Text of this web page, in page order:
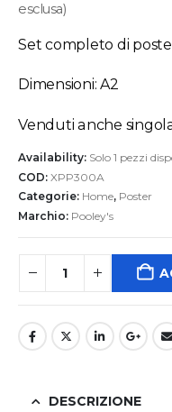
era:
esclusa)
Set completo di
Dimensioni: A2
Venduti anche
Availability: Solo 1 pezzi
COD: XPP300A
Categorie: Home, Poster
Marchio: Pooley's
DESCRIZIONE